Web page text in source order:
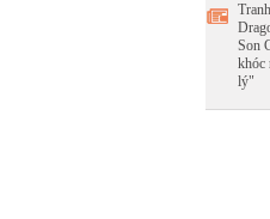
Son
khóc
lý"